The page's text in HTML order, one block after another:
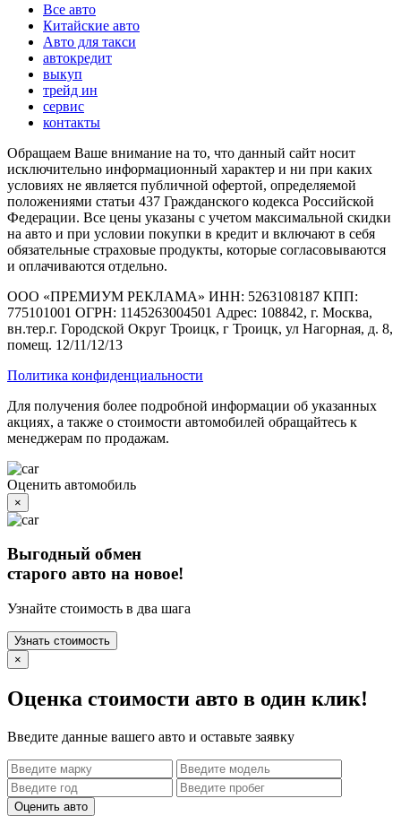
Все авто
Китайские авто
Авто для такси
автокредит
выкуп
трейд ин
сервис
контакты
Обращаем Ваше внимание на то, что данный сайт носит
исключительно информационный характер и ни при каких
условиях не является публичной офертой, определяемой
положениями статьи 437 Гражданского кодекса Российской
Федерации. Все цены указаны с учетом максимальной скидки
на авто и при условии покупки в кредит и включают в себя
обязательные страховые продукты, которые согласовываются
и оплачиваются отдельно.
ООО «ПРЕМИУМ РЕКЛАМА» ИНН: 5263108187 КПП:
775101001 ОГРН: 1145263004501 Адрес: 108842, г. Москва,
вн.тер.г. Городской Округ Троицк, г Троицк, ул Нагорная, д. 8,
помещ. 12/11/12/13
Политика конфиденциальности
Для получения более подробной информации об указанных
акциях, а также о стоимости автомобилей обращайтесь к
менеджерам по продажам.
Оценить автомобиль
×
Выгодный обмен
старого авто на новое!
Узнайте стоимость в два шага
Узнать стоимость
×
Оценка стоимости авто в один клик!
Введите данные вашего авто и оставьте заявку
Оценить авто